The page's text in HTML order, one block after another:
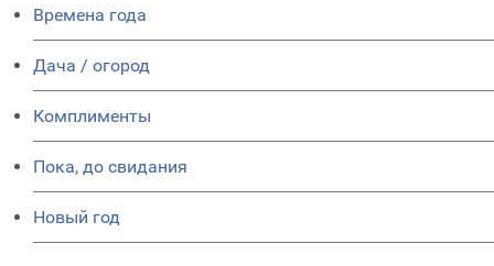
Времена года
Дача / огород
Комплименты
Пока, до свидания
Новый год